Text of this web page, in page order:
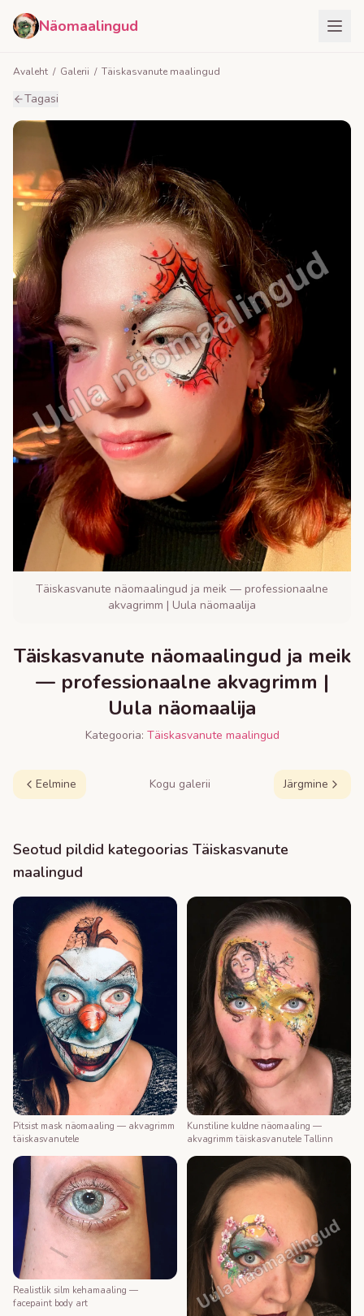
Näomaalingud
Avaleht / Galerii / Täiskasvanute maalingud
Tagasi
Täiskasvanute näomaalingud ja meik — professionaalne
akvagrimm | Uula näomaalija
Täiskasvanute näomaalingud ja meik
— professionaalne akvagrimm |
Uula näomaalija
Kategooria: Täiskasvanute maalingud
Eelmine Kogu galerii Järgmine
Seotud pildid kategoorias Täiskasvanute
maalingud
Pitsist mask näomaaling — akvagrimm
täiskasvanutele
Kunstiline kuldne näomaaling —
akvagrimm täiskasvanutele Tallinn
Realistlik silm kehamaaling —
facepaint body art